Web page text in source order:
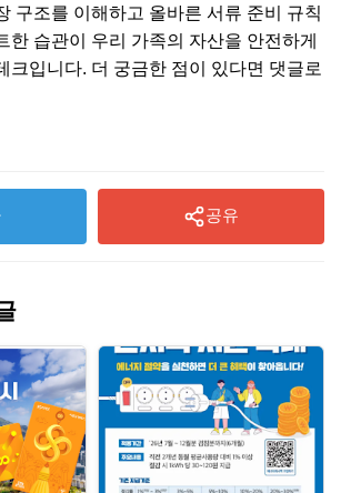
구조를 이해하고 올바른 서류 준비 규칙
한 습관이 우리 가족의 자산을 안전하게
크입니다. 더 궁금한 점이 있다면 댓글로
공유